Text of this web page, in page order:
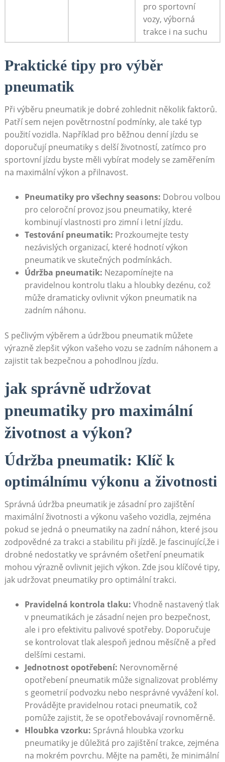
pro sportovní
⁣vozy, výborná
trakce‍ i na⁢ suchu
Praktické ⁤tipy pro výběr
pneumatik
Při výběru pneumatik je ⁣dobré zohlednit‌ několik faktorů.
Patří ‌sem nejen povětrnostní⁣ podmínky, ale také typ‌
použití vozidla. Například pro běžnou denní jízdu se
doporučují pneumatiky s delší ​životností, zatímco pro
sportovní jízdu byste měli vybírat modely​ se zaměřením
na⁣ maximální⁤ výkon a přilnavost.
Pneumatiky pro všechny ‌seasons: Dobrou volbou​
pro celoroční‍ provoz ‍jsou pneumatiky, které
kombinují vlastnosti ⁣pro zimní ‌i letní jízdu.
Testování⁣ pneumatik: Prozkoumejte⁢ testy
nezávislých organizací, které ​hodnotí výkon
pneumatik ve skutečných podmínkách.
Údržba⁣ pneumatik: Nezapomínejte⁢ na
pravidelnou kontrolu tlaku a ⁣hloubky dezénu, což
může⁤ dramaticky ovlivnit výkon pneumatik na
zadním náhonu.
S ⁢pečlivým výběrem a údržbou pneumatik ‍můžete
výrazně zlepšit výkon vašeho vozu se ‌zadním náhonem⁤ a
zajistit tak bezpečnou a pohodlnou jízdu.
jak správně udržovat
⁣pneumatiky pro⁢ maximální
životnost⁢ a výkon?
Údržba pneumatik: Klíč k
optimálnímu výkonu a‍ životnosti
Správná údržba pneumatik⁢ je ‌zásadní pro zajištění
maximální životnosti a výkonu vašeho vozidla, zejména​
pokud se jedná⁢ o pneumatiky na zadní náhon, ⁣které ​jsou​
zodpovědné za‌ trakci a stabilitu při jízdě. Je fascinující,že ⁣i
drobné nedostatky ve⁣ správném ošetření ⁣pneumatik
mohou ‌výrazně ‍ovlivnit ​jejich ‌výkon. Zde​ jsou klíčové​ tipy,
jak udržovat pneumatiky pro optimální trakci.
Pravidelná kontrola tlaku: Vhodně nastavený ⁢tlak‍
v pneumatikách je ​zásadní nejen pro⁤ bezpečnost,
ale⁣ i pro efektivitu⁢ palivové ⁣spotřeby. Doporučuje
‌se kontrolovat tlak alespoň jednou měsíčně a před
delšími cestami.
Jednotnost ​opotřebení: ‌Nerovnoměrné
opotřebení ⁣pneumatik‌ může‌ signalizovat problémy
s‍ geometrií podvozku nebo​ nesprávné ⁤vyvážení kol.
Provádějte⁣ pravidelnou rotaci pneumatik, což
pomůže ​zajistit, že se⁢ opotřebovávají rovnoměrně.
Hloubka⁢ vzorku: Správná⁢ hloubka vzorku
pneumatiky je důležitá​ pro zajištění​ trakce, zejména
na mokrém povrchu.‌ Mějte na paměti, že minimální